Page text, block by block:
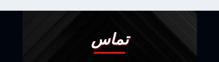
تماس